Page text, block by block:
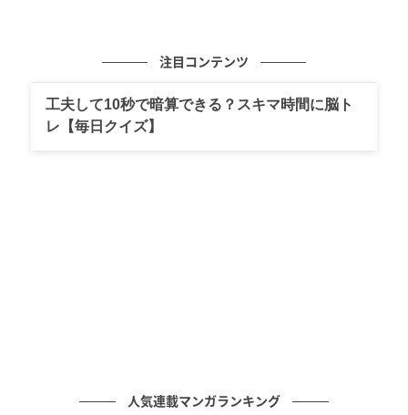
入っていても持ち運びやすい仕上がりです。
注目コンテンツ
工夫して10秒で暗算できる？スキマ時間に脳ト
レ【毎日クイズ】
人気連載マンガランキング